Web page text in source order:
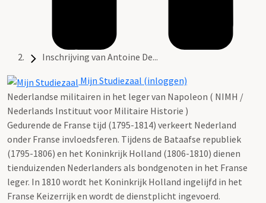
Inschrijving van Antoine De...
Mijn Studiezaal (inloggen)
Nederlandse militairen in het leger van Napoleon ( NIMH /
Nederlands Instituut voor Militaire Historie )
Gedurende de Franse tijd (1795-1814) verkeert Nederland
onder Franse invloedsferen. Tijdens de Bataafse republiek
(1795-1806) en het Koninkrijk Holland (1806-1810) dienen
tienduizenden Nederlanders als bondgenoten in het Franse
leger. In 1810 wordt het Koninkrijk Holland ingelijfd in het
Franse Keizerrijk en wordt de dienstplicht ingevoerd.